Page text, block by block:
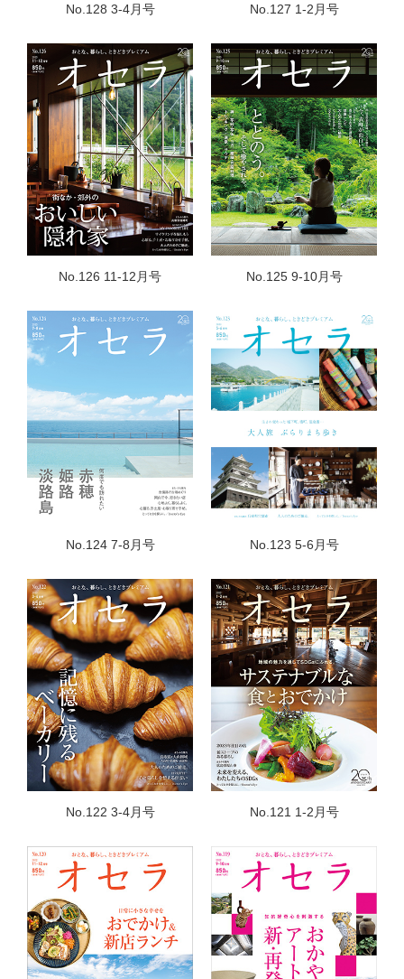
No.128 3-4月号 No.127 1-2月号
No.126 11-12月号 No.125 9-10月号
No.124 7-8月号 No.123 5-6月号
No.122 3-4月号 No.121 1-2月号